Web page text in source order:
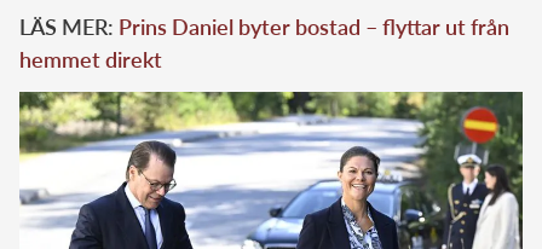
LÄS MER: Prins Daniel byter bostad – flyttar ut från
hemmet direkt